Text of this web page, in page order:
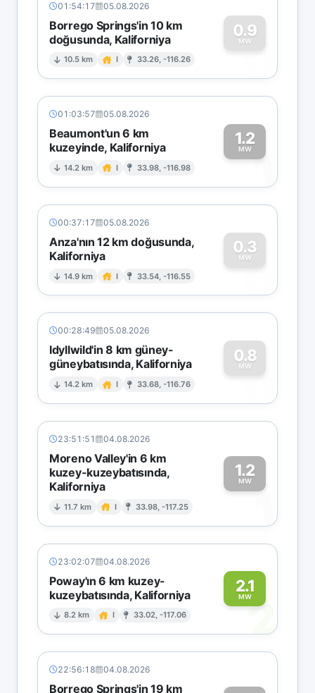
01:54:17 05.08.2026
Borrego Springs'in 10 km
doğusunda, Kaliforniya
10.5 km I 33.26, -116.26
0.9
MW
0
01:03:57 05.08.2026
Beaumont'un 6 km
kuzeyinde, Kaliforniya
14.2 km I 33.98, -116.98
1.2
MW1
00:37:17 05.08.2026
Anza'nın 12 km doğusunda,
Kaliforniya
14.9 km I 33.54, -116.55
0.3
MW
0
00:28:49 05.08.2026
Idyllwild'in 8 km güney-
güneybatısında, Kaliforniya
14.2 km I 33.68, -116.76
0.8
MW
0
23:51:51 04.08.2026
Moreno Valley'in 6 km
kuzey-kuzeybatısında,
Kaliforniya
11.7 km I 33.98, -117.25
1.2
MW
1
23:02:07 04.08.2026
Poway'ın 6 km kuzey-
kuzeybatısında, Kaliforniya
8.2 km I 33.02, -117.06
2.1
MW2
22:56:18 04.08.2026
Borrego Springs'in 19 km